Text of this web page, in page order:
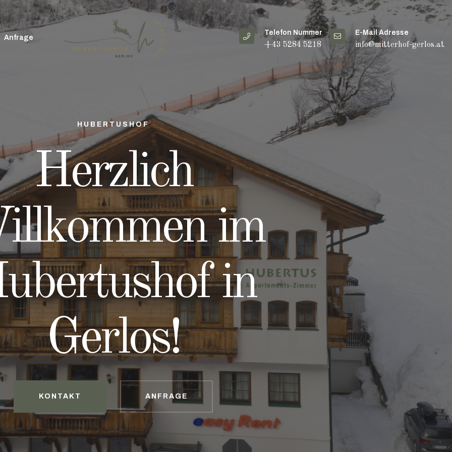
Anfrage
Telefon Nummer
+43 5284 5218
E-Mail Adresse
info@mitterhof-gerlos.at
HUBERTUSHOF
Herzlich
im
in
Gerlos!
KONTAKT ANFRAGE